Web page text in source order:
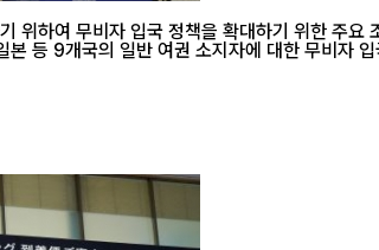
위하여 무비자 입국 정책을 확대하기 위한